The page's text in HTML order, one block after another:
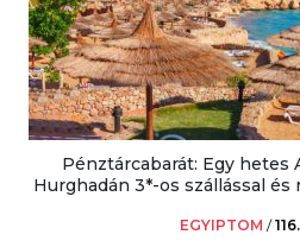
Pénztárcabarát: Egy hetes
Hurghadán 3*-os szállással és
EGYIPTOM /